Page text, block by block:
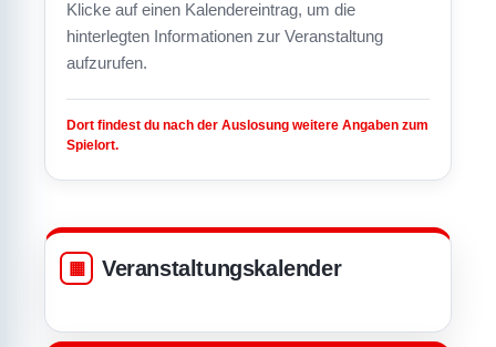
Klicke auf einen Kalendereintrag, um die
hinterlegten Informationen zur Veranstaltung
aufzurufen.
Dort findest du nach der Auslosung weitere Angaben zum
Spielort.
Veranstaltungskalender